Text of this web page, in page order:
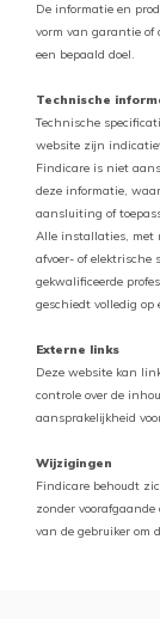
De informatie en
vorm van garantie of
een bepaald doel.
Technische
Technische
website zijn
Findicare is niet
deze informatie,
aansluiting of
Alle installaties, met
afvoer- of elektrische
gekwalificeerde
geschiedt volledig op
Externe links
Deze website kan
controle over de
aansprakelijkheid
Wijzigingen
Findicare behoudt
zonder
van de gebruiker om